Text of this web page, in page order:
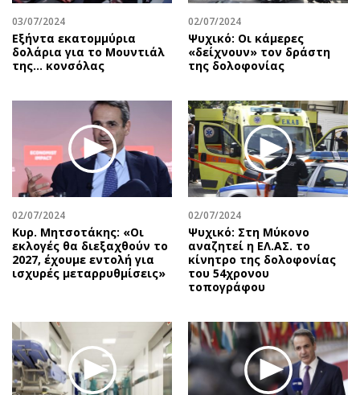
Υγεία
Πολιτική
Βουλευτικές 2026
Προεδρικές 2023
Δημοσκοπήσεις
Διπλωματία
Αθλητισμός
Κύπρος
Ελλάδα
Διεθνή
Κληρώσεις Allwyn
Real Estate
Επιχειρήσεις
Αγορές
The Hill
Υγεία
Αγγελίες
Πωλούνται
Ζητούν εργασία
Θέσεις εργασίας
Geek
Νέα
Κινητά-tablets
Social
Αυτοκίνηση
Αφιερώματα
Οικονομία
Γενικά
Αναδρομές
03/07/2024
Εξήντα εκατομμύρια
δολάρια για το Μουντιάλ
της... κονσόλας
02/07/2024
Ψυχικό: Οι κάμερες
«δείχνουν» τον δράστη
της δολοφονίας
02/07/2024
Κυρ. Μητσοτάκης: «Οι
εκλογές θα διεξαχθούν το
2027, έχουμε εντολή για
ισχυρές μεταρρυθμίσεις»
02/07/2024
Ψυχικό: Στη Μύκονο
αναζητεί η ΕΛ.ΑΣ. το
κίνητρο της δολοφονίας
του 54χρονου
τοπογράφου